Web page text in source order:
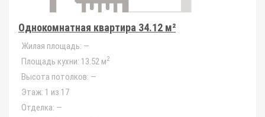
Однокомнатная квартира 34.12 м²
Жилая площадь: —
Площадь кухни: 13.52 м2
Высота потолков: —
Этаж: 1 из 17
Отделка: —